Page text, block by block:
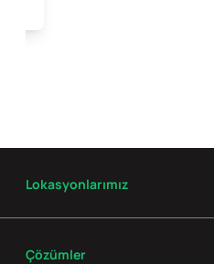
Lokasyonlarımız
Çözümler